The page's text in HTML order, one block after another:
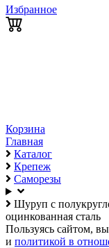
Избранное
Корзина
Главная
Каталог
Крепеж
Саморезы
Шуруп с
оцинкованная сталь
Пользуясь сайтом,
и политикой в